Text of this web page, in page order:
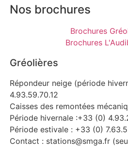
Nos brochures
Brochures
Brochures
Gréolières
Répondeur neige (période
4.93.59.70.12
Caisses des remontées
Période hivernale :+33 (0)
Période estivale : +33 (0)
Contact : stations@smga.fr